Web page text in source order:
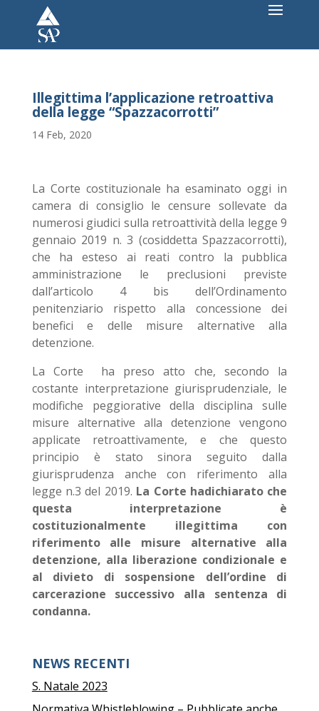
Illegittima l’applicazione retroattiva
della legge “Spazzacorrotti”
14 Feb, 2020
La Corte costituzionale ha esaminato oggi in
camera di consiglio le censure sollevate da
numerosi giudici sulla retroattività della legge 9
gennaio 2019 n. 3 (cosiddetta Spazzacorrotti),
che ha esteso ai reati contro la pubblica
amministrazione le preclusioni previste
dall’articolo 4 bis dell’Ordinamento
penitenziario rispetto alla concessione dei
benefici e delle misure alternative alla
detenzione.
La Corte ha preso atto che, secondo la
costante interpretazione giurisprudenziale, le
modifiche peggiorative della disciplina sulle
misure alternative alla detenzione vengono
applicate retroattivamente, e che questo
principio è stato sinora seguito dalla
giurisprudenza anche con riferimento alla
legge n.3 del 2019. La Corte hadichiarato che
questa interpretazione è
costituzionalmente illegittima con
riferimento alle misure alternative alla
detenzione, alla liberazione condizionale e
al divieto di sospensione dell’ordine di
carcerazione successivo alla sentenza di
condanna.
NEWS RECENTI
S. Natale 2023